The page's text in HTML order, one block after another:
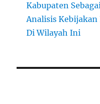
Kabupaten
Analisis
Di Wilayah Ini